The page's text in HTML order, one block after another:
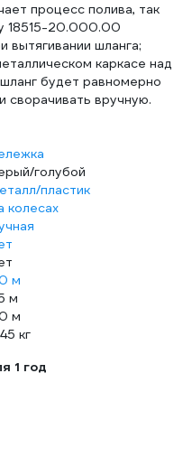
процесс полива, так
18515-20.000.00
вытягивании шланга;
каркасе над
будет равномерно
сворачивать вручную.
голубой
пластик
колесах
м
м
м
кг
1 год